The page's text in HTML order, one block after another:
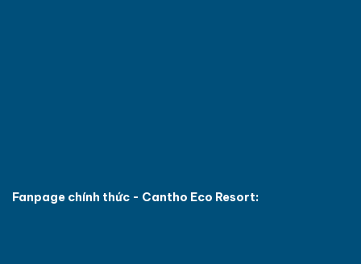
Fanpage chính thức - Cantho Eco Resort: